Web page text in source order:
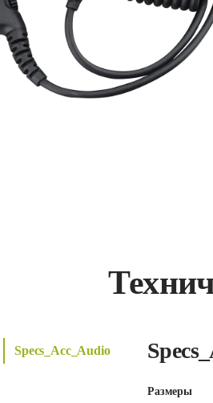
Specs_Acc_Audio
Размеры